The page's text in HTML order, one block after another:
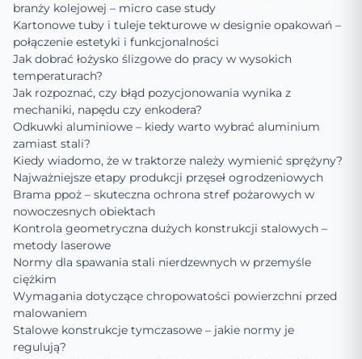
branży kolejowej – micro case study
Kartonowe tuby i tuleje tekturowe w designie opakowań –
połączenie estetyki i funkcjonalności
Jak dobrać łożysko ślizgowe do pracy w wysokich
temperaturach?
Jak rozpoznać, czy błąd pozycjonowania wynika z
mechaniki, napędu czy enkodera?
Odkuwki aluminiowe – kiedy warto wybrać aluminium
zamiast stali?
Kiedy wiadomo, że w traktorze należy wymienić sprężyny?
Najważniejsze etapy produkcji przęseł ogrodzeniowych
Brama ppoż – skuteczna ochrona stref pożarowych w
nowoczesnych obiektach
Kontrola geometryczna dużych konstrukcji stalowych –
metody laserowe
Normy dla spawania stali nierdzewnych w przemyśle
ciężkim
Wymagania dotyczące chropowatości powierzchni przed
malowaniem
Stalowe konstrukcje tymczasowe – jakie normy je
regulują?